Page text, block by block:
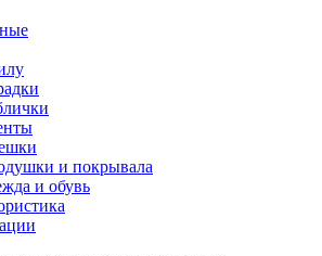
и покрывала
и обувь